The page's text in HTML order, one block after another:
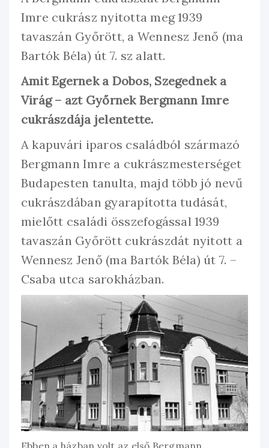
Imre cukrász nyitotta meg 1939
tavaszán Győrött, a Wennesz Jenő (ma
Bartók Béla) út 7. sz alatt.
Amit Egernek a Dobos, Szegednek a
Virág – azt Győrnek Bergmann Imre
cukrászdája jelentette.
A kapuvári iparos családból származó
Bergmann Imre a cukrászmesterséget
Budapesten tanulta, majd több jó nevű
cukrászdában gyarapította tudását,
mielőtt családi összefogással 1939
tavaszán Győrött cukrászdát nyitott a
Wennesz Jenő (ma Bartók Béla) út 7. –
Csaba utca sarokházban.